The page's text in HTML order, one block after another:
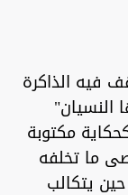
فيه الذاكرة
النسيان"
مكتوبة
ما تخلفه
يتكالب